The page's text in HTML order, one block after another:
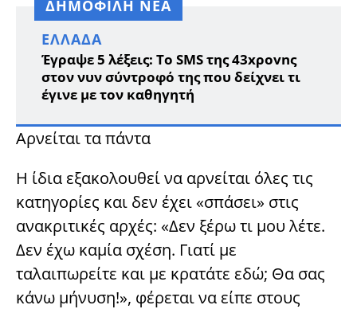
ΔΗΜΟΦΙΛΗ ΝΕΑ
ΕΛΛΆΔΑ
Έγραψε 5 λέξεις: Το SMS της 43xροvnς
στον νυν σύντροφό της που δείχνει τι
έγινε με τον καθηγητή
Αρνείται τα πάντα
Η ίδια εξακολουθεί να αρνείται όλες τις
κατηγορίες και δεν έχει «σπάσει» στις
ανακριτικές αρχές: «Δεν ξέρω τι μου λέτε.
Δεν έχω καμία σχέση. Γιατί με
ταλαιπωρείτε και με κρατάτε εδώ; Θα σας
κάνω μήνυση!», φέρεται να είπε στους